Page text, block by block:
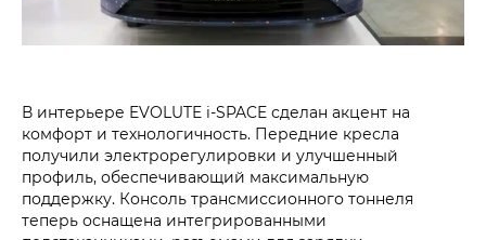
В интерьере EVOLUTE i‑SPACE сделан акцент на
комфорт и технологичность. Передние кресла
получили электрорегулировки и улучшенный
профиль, обеспечивающий максимальную
поддержку. Консоль трансмиссионного тоннеля
теперь оснащена интегрированными